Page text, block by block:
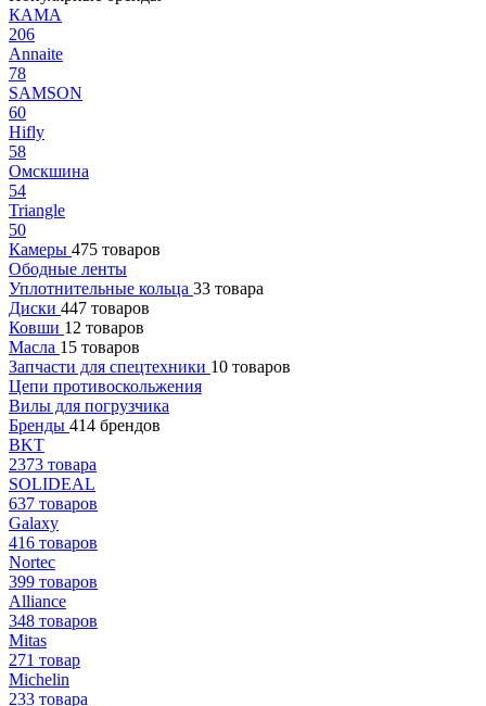
КАМА
206
Annaite
78
SAMSON
60
Hifly
58
Омскшина
54
Triangle
50
Камеры 475 товаров
Ободные ленты
Уплотнительные кольца 33 товара
Диски 447 товаров
Ковши 12 товаров
Масла 15 товаров
Запчасти для спецтехники 10 товаров
Цепи противоскольжения
Вилы для погрузчика
Бренды 414 брендов
BKT
2373 товара
SOLIDEAL
637 товаров
Galaxy
416 товаров
Nortec
399 товаров
Alliance
348 товаров
Mitas
271 товар
Michelin
233 товара